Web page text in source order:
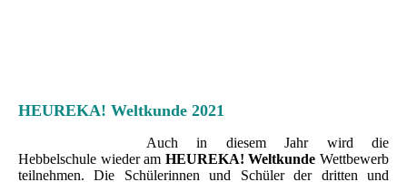
HEUREKA! Weltkunde 2021
Auch in diesem Jahr wird die
Hebbelschule wieder am HEUREKA! Weltkunde Wettbewerb
teilnehmen. Die Schülerinnen und Schüler der dritten und